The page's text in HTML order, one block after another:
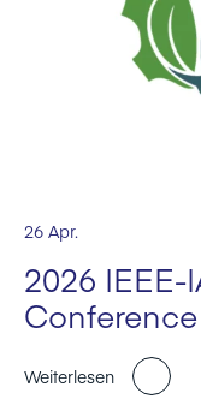
26 Apr.
2026
Conference
Weiterlesen